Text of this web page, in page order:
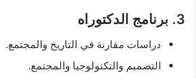
3. برنامج الدكتوراه
دراسات مقارنة في التاريخ والمجتمع.
التصميم والتكنولوجيا والمجتمع.